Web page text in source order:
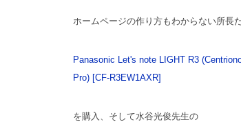
ホームページの作り方もわからない所長
Panasonic Let's note LIGHT R3
Pro) [CF-R3EW1AXR]
を購入、そして水谷光俊先生の